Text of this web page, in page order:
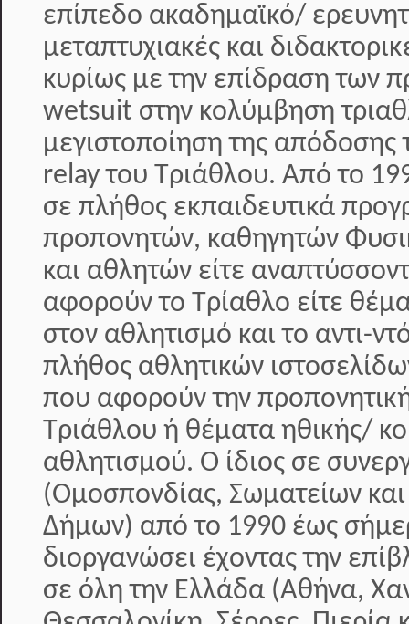
επίπεδο ακαδημαϊκό/
μεταπτυχιακές και
κυρίως με την επίδραση των
wetsuit στην κολύμβηση
μεγιστοποίηση της
relay του Τριάθλου. Από το
σε πλήθος εκπαιδευτικά
προπονητών, καθηγητών
και αθλητών είτε
αφορούν το Τρίαθλο είτε
στον αθλητισμό και το αντι-
πλήθος αθλητικών
που αφορούν την
Τριάθλου ή θέματα ηθικής/
αθλητισμού. Ο ίδιος σε
(Ομοσπονδίας, Σωματείων
Δήμων) από το 1990 έως
διοργανώσει έχοντας την
σε όλη την Ελλάδα (Αθήνα,